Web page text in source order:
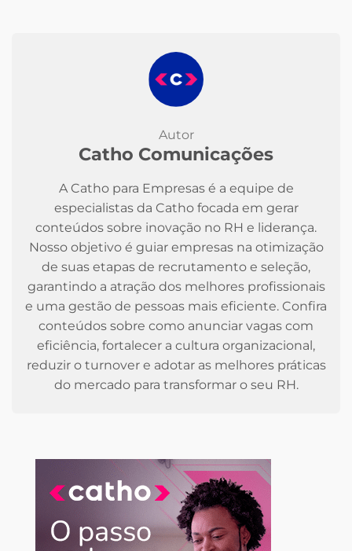
Autor
Catho Comunicações
A Catho para Empresas é a equipe de
especialistas da Catho focada em gerar
conteúdos sobre inovação no RH e liderança.
Nosso objetivo é guiar empresas na otimização
de suas etapas de recrutamento e seleção,
garantindo a atração dos melhores profissionais
e uma gestão de pessoas mais eficiente. Confira
conteúdos sobre como anunciar vagas com
eficiência, fortalecer a cultura organizacional,
reduzir o turnover e adotar as melhores práticas
do mercado para transformar o seu RH.